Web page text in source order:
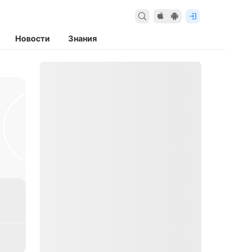
Новости Знания